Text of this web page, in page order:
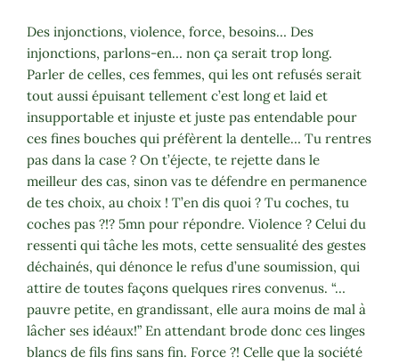
Des injonctions, violence, force, besoins… Des
injonctions, parlons-en… non ça serait trop long.
Parler de celles, ces femmes, qui les ont refusés serait
tout aussi épuisant tellement c’est long et laid et
insupportable et injuste et juste pas entendable pour
ces fines bouches qui préfèrent la dentelle… Tu rentres
pas dans la case ? On t’éjecte, te rejette dans le
meilleur des cas, sinon vas te défendre en permanence
de tes choix, au choix ! T’en dis quoi ? Tu coches, tu
coches pas ?!? 5mn pour répondre. Violence ? Celui du
ressenti qui tâche les mots, cette sensualité des gestes
déchainés, qui dénonce le refus d’une soumission, qui
attire de toutes façons quelques rires convenus. “…
pauvre petite, en grandissant, elle aura moins de mal à
lâcher ses idéaux!” En attendant brode donc ces linges
blancs de fils fins sans fin. Force ?! Celle que la société